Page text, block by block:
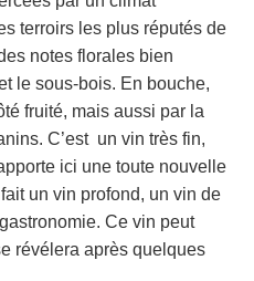
terroirs les plus réputés de
notes florales bien
le sous-bois. En bouche,
fruité, mais aussi par la
C’est un vin très fin,
ici une toute nouvelle
un vin profond, un vin de
Ce vin peut
révélera après quelques